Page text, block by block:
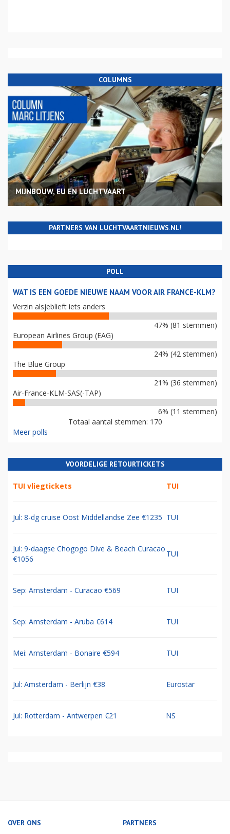
COLUMNS
MIJNBOUW, EU EN LUCHTVAART
PARTNERS VAN LUCHTVAARTNIEUWS.NL!
POLL
WAT IS EEN GOEDE NIEUWE NAAM VOOR AIR FRANCE-KLM?
Verzin alsjeblieft iets anders
47% (81 stemmen)
European Airlines Group (EAG)
24% (42 stemmen)
The Blue Group
21% (36 stemmen)
Air-France-KLM-SAS(-TAP)
6% (11 stemmen)
Totaal aantal stemmen: 170
Meer polls
VOORDELIGE RETOURTICKETS
TUI vliegtickets TUI
Jul: 8-dg cruise Oost Middellandse Zee €1235 TUI
Jul: 9-daagse Chogogo Dive & Beach Curacao
€1056
TUI
Sep: Amsterdam - Curacao €569 TUI
Sep: Amsterdam - Aruba €614 TUI
Mei: Amsterdam - Bonaire €594 TUI
Jul: Amsterdam - Berlijn €38 Eurostar
Jul: Rotterdam - Antwerpen €21 NS
OVER ONS PARTNERS